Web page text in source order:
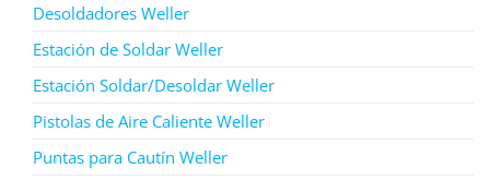
Desoldadores Weller
Estación de Soldar Weller
Estación Soldar/Desoldar Weller
Pistolas de Aire Caliente Weller
Puntas para Cautín Weller